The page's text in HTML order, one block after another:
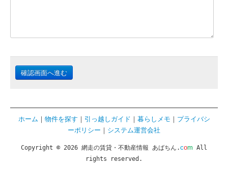
確認画面へ進む
ホーム ｜ 物件を探す ｜ 引っ越しガイド ｜ 暮らしメモ ｜ プライバシ
ーポリシー ｜ システム運営会社
Copyright © 2026 網走の賃貸・不動産情報 あばちん.com All
rights reserved.